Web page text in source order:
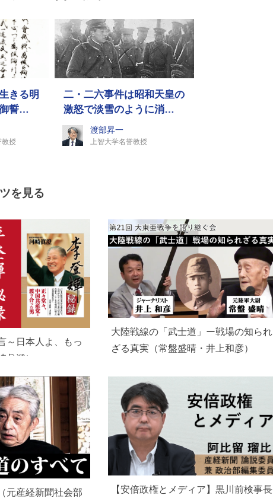
きる明
誓…
教授
二・二六事件は昭和天皇の
激怒で淡雪のように消…
渡部昇一
上智大学名誉教授
を見る
～日本人よ、もっ
眞澄）
大陸戦線の「武士道」ー戦場の知られ
ざる真実（常盤盛晴・井上和彦）
元産経新聞社会部 【安倍政権とメディア】黒川前検事長